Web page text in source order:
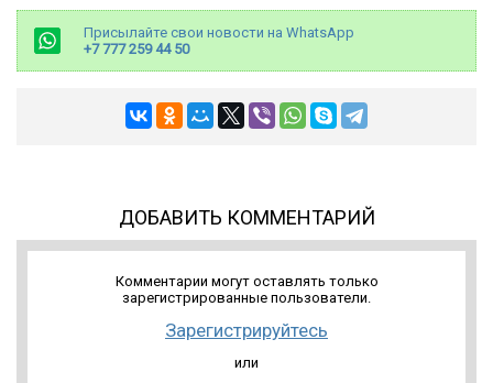
Присылайте свои новости на WhatsApp
+7 777 259 44 50
ДОБАВИТЬ КОММЕНТАРИЙ
Комментарии могут оставлять только
зарегистрированные пользователи.
Зарегистрируйтесь
или